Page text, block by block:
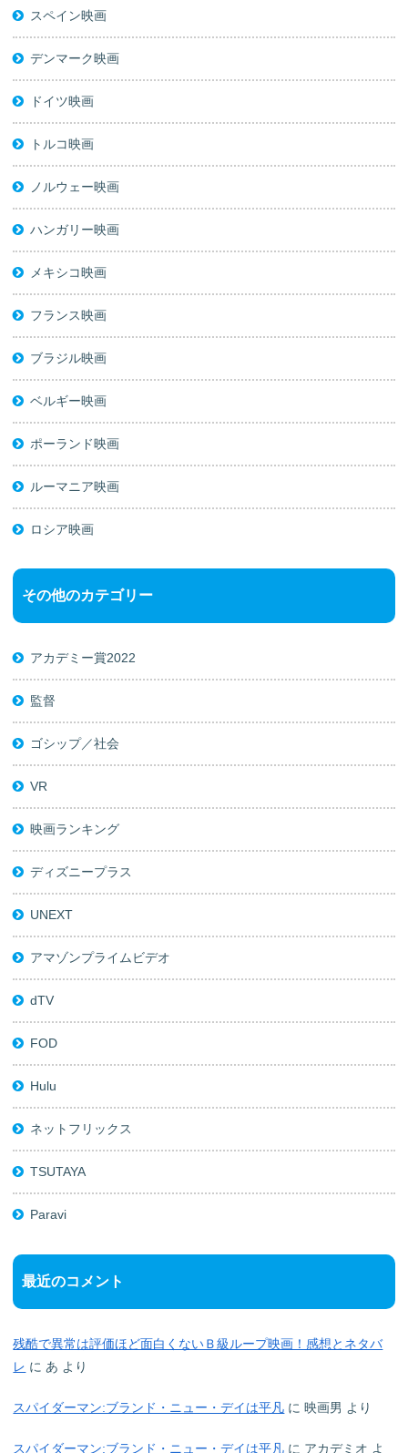
スペイン映画
デンマーク映画
ドイツ映画
トルコ映画
ノルウェー映画
ハンガリー映画
メキシコ映画
フランス映画
ブラジル映画
ベルギー映画
ポーランド映画
ルーマニア映画
ロシア映画
その他のカテゴリー
アカデミー賞2022
監督
ゴシップ／社会
VR
映画ランキング
ディズニープラス
UNEXT
アマゾンプライムビデオ
dTV
FOD
Hulu
ネットフリックス
TSUTAYA
Paravi
最近のコメント
残酷で異常は評価ほど面白くないＢ級ループ映画！感想とネタバ
レ に あ より
スパイダーマン:ブランド・ニュー・デイは平凡 に映画男 より
スパイダーマン:ブランド・ニュー・デイは平凡 に アカデミオ よ